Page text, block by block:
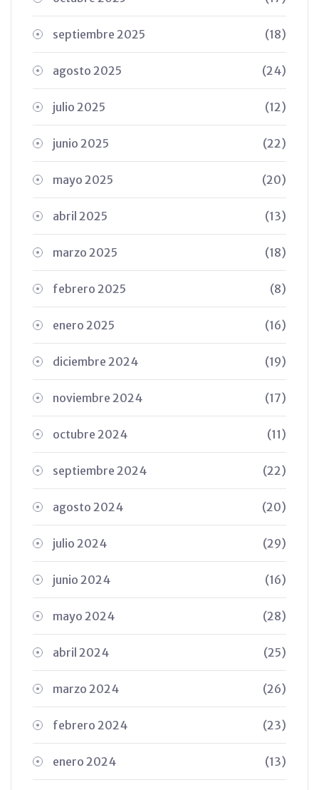
septiembre 2025 (18)
agosto 2025 (24)
julio 2025 (12)
junio 2025 (22)
mayo 2025 (20)
abril 2025 (13)
marzo 2025 (18)
febrero 2025 (8)
enero 2025 (16)
diciembre 2024 (19)
noviembre 2024 (17)
octubre 2024 (11)
septiembre 2024 (22)
agosto 2024 (20)
julio 2024 (29)
junio 2024 (16)
mayo 2024 (28)
abril 2024 (25)
marzo 2024 (26)
febrero 2024 (23)
enero 2024 (13)